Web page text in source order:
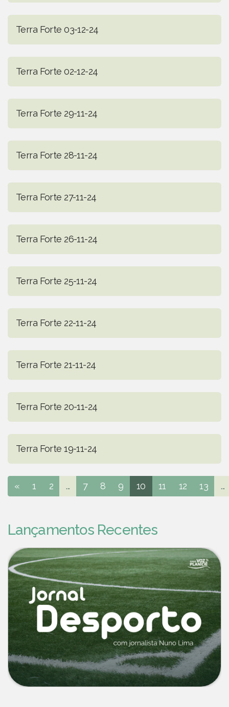
Terra Forte 03-12-24
Terra Forte 02-12-24
Terra Forte 29-11-24
Terra Forte 28-11-24
Terra Forte 27-11-24
Terra Forte 26-11-24
Terra Forte 25-11-24
Terra Forte 22-11-24
Terra Forte 21-11-24
Terra Forte 20-11-24
Terra Forte 19-11-24
« 1 2 ... 7 8 9 10 11 12 13 ...
Lançamentos Recentes